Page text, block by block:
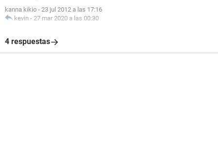
kanna kikio - 23 jul 2012 a las 17:16
kevin - 27 mar 2020 a las 00:30
4 respuestas